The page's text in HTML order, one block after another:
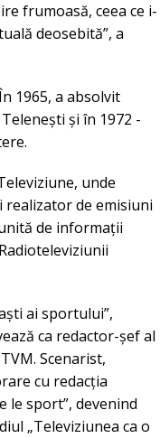
frumoasă, ceea ce i-
deosebită”, a
1965, a absolvit
și în 1972 -
unde
realizator de emisiuni
de informații
ai sportului”,
ca redactor-șef al
Scenarist,
cu redacția
le sport”, devenind
„Televiziunea ca o